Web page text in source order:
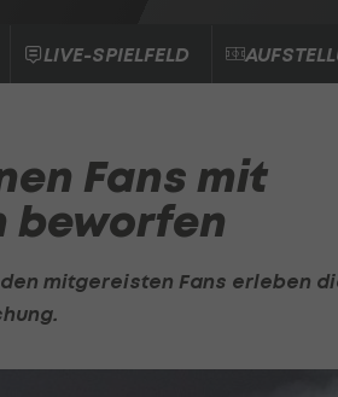
LIVE-SPIELFELD
Fans mit
beworfen
mitgereisten Fans erleben